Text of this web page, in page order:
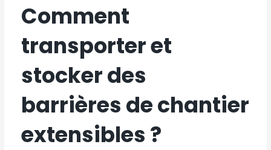
Comment
transporter et
stocker des
barrières de chantier
extensibles ?